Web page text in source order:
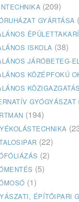
(209)
GYÁRTÁSA
ISKOLA (38)
JÁRÓBETEG-
KÖZÉPFOKÚ
KÖZIGAZGATÁS
GYÓGYÁSZAT
(194)
(22)
(2)
(5)
(1)
ÉPÍTŐIPARI